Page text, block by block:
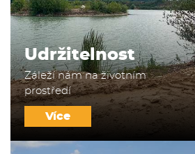
Udržitelnost
Záleží nám na životním
prostředí
Více